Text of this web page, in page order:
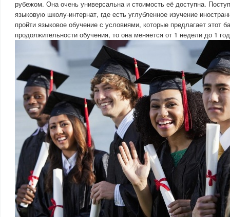
рубежом. Она очень универсальна и стоимость её доступна.
языковую школу-интернат, где есть углубленное изучение
пройти языковое обучение с условиями, которые предлагает этот
продолжительности обучения, то она меняется от 1 недели до 1